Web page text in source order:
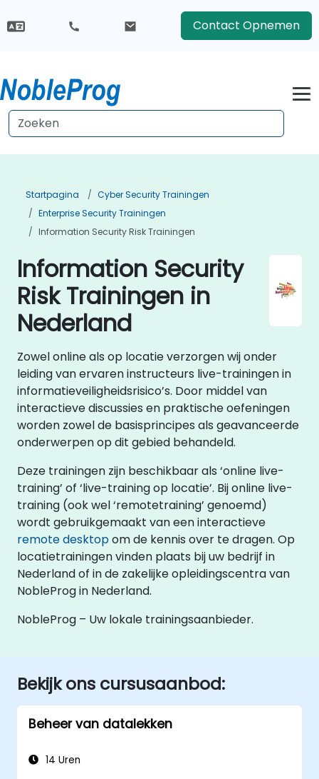
Contact Opnemen
Startpagina
Cyber Security Trainingen
Enterprise Security Trainingen
Information Security Risk Trainingen
Information Security
Risk Trainingen in
Nederland
Zowel online als op locatie verzorgen wij onder
leiding van ervaren instructeurs live-trainingen in
informatieveiligheidsrisico’s. Door middel van
interactieve discussies en praktische oefeningen
worden zowel de basisprincipes als geavanceerde
onderwerpen op dit gebied behandeld.
Deze trainingen zijn beschikbaar als ‘online live-
training’ of ‘live-training op locatie’. Bij online live-
training (ook wel ‘remotetraining’ genoemd)
wordt gebruikgemaakt van een interactieve
remote desktopom de kennis over te dragen. Op
locatietrainingen vinden plaats bij uw bedrijf in
Nederland of in de zakelijke opleidingscentra van
NobleProg in Nederland.
NobleProg – Uw lokale trainingsaanbieder.
Bekijk ons cursusaanbod:
Beheer van datalekken
14 Uren